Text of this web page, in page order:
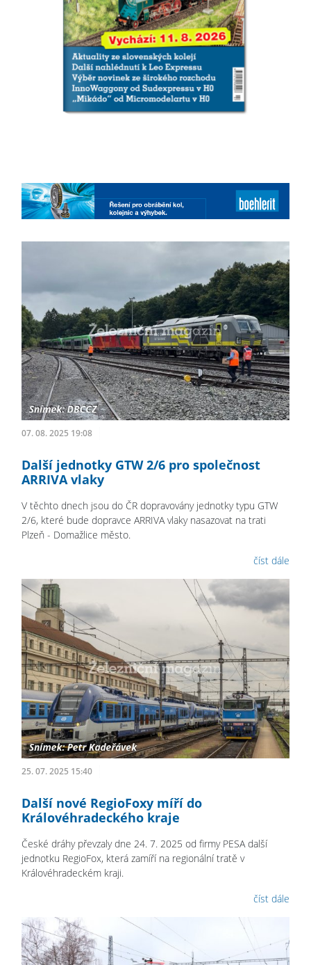
07. 08. 2025 19:08
Další jednotky GTW 2/6 pro společnost
ARRIVA vlaky
V těchto dnech jsou do ČR dopravovány jednotky typu GTW
2/6, které bude dopravce ARRIVA vlaky nasazovat na trati
Plzeň - Domažlice město.
číst dále
25. 07. 2025 15:40
Další nové RegioFoxy míří do
Královéhradeckého kraje
České dráhy převzaly dne 24. 7. 2025 od firmy PESA další
jednotku RegioFox, která zamíří na regionální tratě v
Královéhradeckém kraji.
číst dále